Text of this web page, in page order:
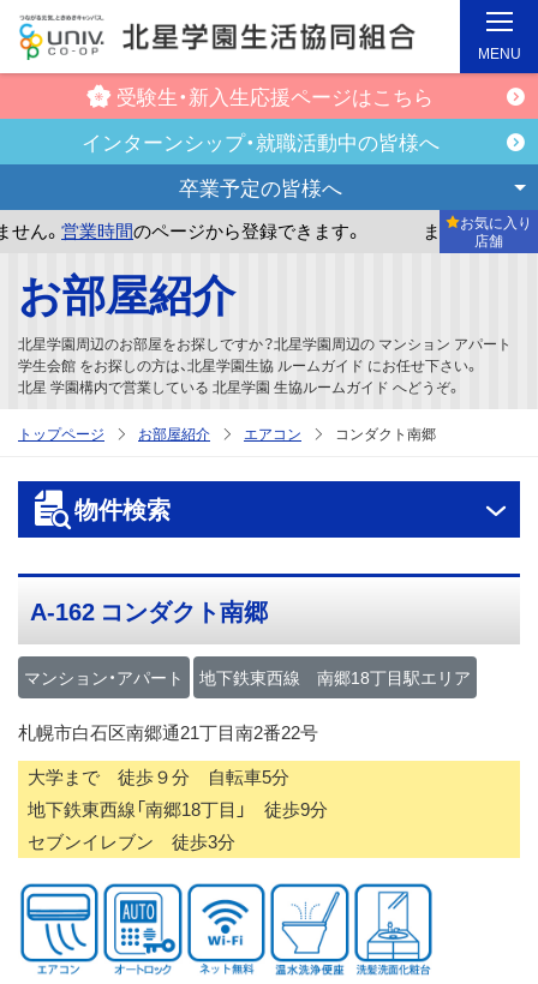
受験生・新入生応援ページはこちら
インターンシップ・就職活動中の皆様へ
卒業予定の皆様へ
業時間のページから登録できます。 まだお気に入り店舗
お気に入り
店舗
MENU
お部屋紹介
北星学園周辺のお部屋をお探しですか？北星学園周辺の マンション アパート
学生会館 をお探しの方は、北星学園生協 ルームガイド にお任せ下さい。
北星 学園構内で営業している 北星学園 生協ルームガイド へどうぞ。
トップページ お部屋紹介 エアコン コンダクト南郷
物件検索
A-162 コンダクト南郷
マンション・アパート 地下鉄東西線 南郷18丁目駅エリア
札幌市白石区南郷通21丁目南2番22号
大学まで 徒歩９分 自転車5分
地下鉄東西線「南郷18丁目」 徒歩9分
セブンイレブン 徒歩3分